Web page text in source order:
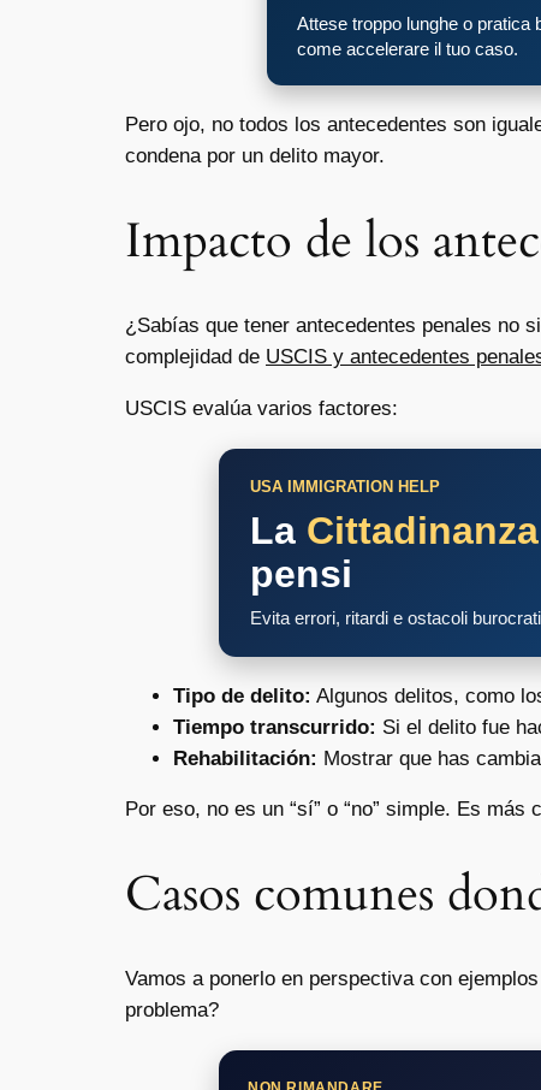
Attese troppo lunghe o pratica
come accelerare il tuo caso.
Pero ojo, no todos los antecedentes son
condena por un delito mayor.
Impacto de los
¿Sabías que tener antecedentes penales no
complejidad de USCIS y antecedentes
USCIS evalúa varios factores:
USA IMMIGRATION HELP
La
pensi
Evita errori, ritardi e ostacoli
Tipo de delito: Algunos delitos, como
Tiempo transcurrido: Si el delito fue
Rehabilitación: Mostrar que has
Por eso, no es un “sí” o “no” simple. Es
Casos comunes
Vamos a ponerlo en perspectiva con
problema?